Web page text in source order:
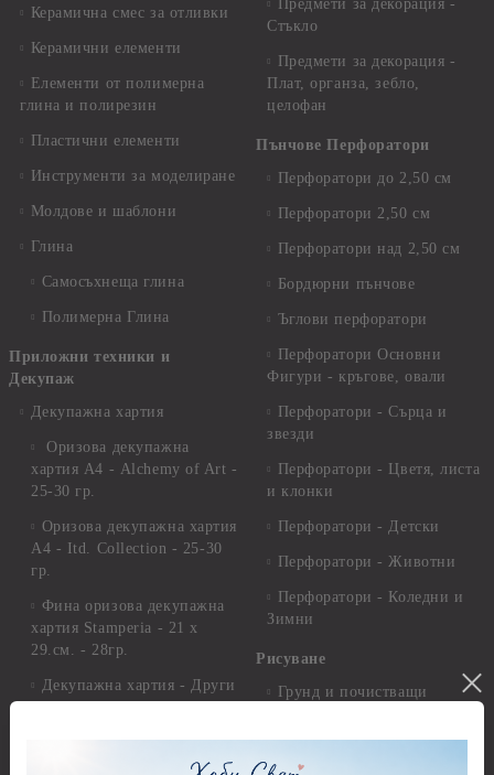
Керамична смес за отливки
Керамични елементи
Елементи от полимерна
глина и полирезин
Пластични елементи
Инструменти за моделиране
Молдове и шаблони
Глина
Самосъхнеща глина
Полимерна Глина
Приложни техники и
Декупаж
Декупажна хартия
Оризова декупажна
хартия А4 - Alchemy of Art -
25-30 гр.
Оризова декупажна хартия
А4 - Itd. Collection - 25-30
гр.
Фина оризова декупажна
хартия Stamperia - 21 х
29.см. - 28гр.
Декупажна хартия - Други
Предмети за декорация -
Стъкло
Предмети за декорация -
Плат, органза, зебло,
целофан
Пънчове Перфоратори
Перфоратори до 2,50 см
Перфоратори 2,50 см
Перфоратори над 2,50 см
Бордюрни пънчове
Ъглови перфоратори
Перфоратори Основни
Фигури - кръгове, овали
Перфоратори - Сърца и
звезди
Перфоратори - Цветя, листа
и клонки
Перфоратори - Детски
Перфоратори - Животни
Перфоратори - Коледни и
Зимни
Рисуване
Грунд и почистващи